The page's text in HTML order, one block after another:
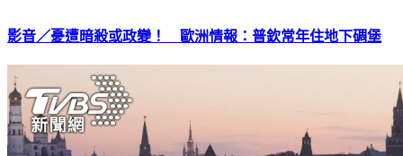
影音／憂遭暗殺或政變！ 歐洲情報：普欽常年住地下碉堡